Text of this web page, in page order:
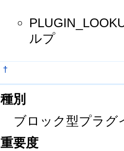
ルプ
†
種別
ブロック型プラグ
重要度